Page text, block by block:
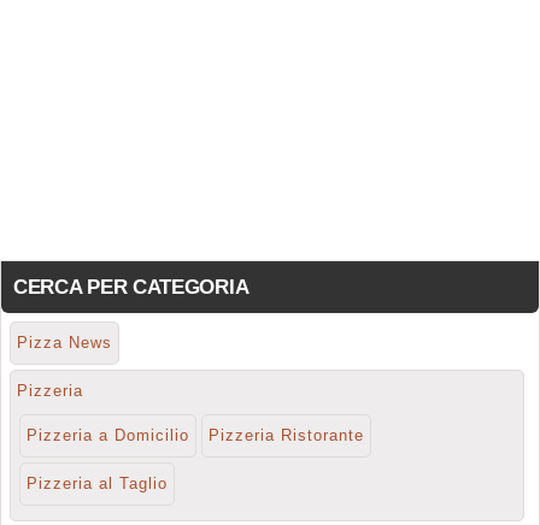
CERCA PER CATEGORIA
Pizza News
Pizzeria
Pizzeria a Domicilio Pizzeria Ristorante
Pizzeria al Taglio